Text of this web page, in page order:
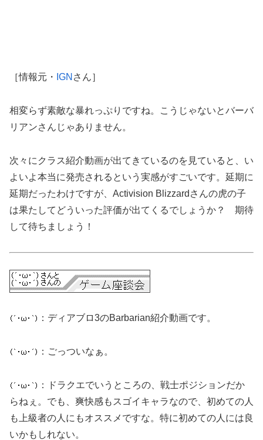
［情報元・ IGN さん］
相変らず素敵な暴れっぷりですね。こうじゃないとバーバ
リアンさんじゃありません。
次々にクラス紹介動画が出てきているのを見ていると、い
よいよ本当に発売されるという実感がすごいです。延期に
延期だったわけですが、Activision Blizzardさんの虎の子
は果たしてどういった評価が出てくるでしょうか？ 期待
して待ちましょう！
：ディアブロ3のBarbarian紹介動画です。
：ごっついなぁ。
：ドラクエでいうところの、戦士ポジションだか
らねぇ。でも、爽快感もスゴイキャラなので、初めての人
も上級者の人にもオススメですな。特に初めての人には良
いかもしれない。